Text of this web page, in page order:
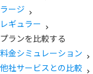
ラージ
レギュラー
プランを比較する
料金シミュレーション
他社サービスとの比較